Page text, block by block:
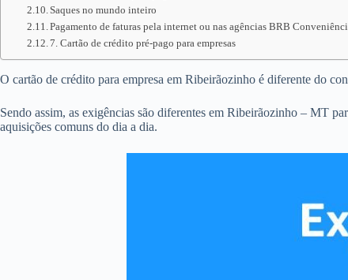
Saques no mundo inteiro
Pagamento de faturas pela internet ou nas agências BRB
7. Cartão de crédito pré-pago para empresas
O cartão de crédito para empresa em Ribeirãozinho é diferente do
Sendo assim, as exigências são diferentes em Ribeirãozinho – MT
aquisições comuns do dia a dia.